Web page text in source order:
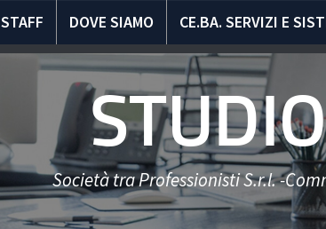
STAFF DOVE SIAMO CE.BA. SERVIZI E
Società tra Professionisti S.r.l. -